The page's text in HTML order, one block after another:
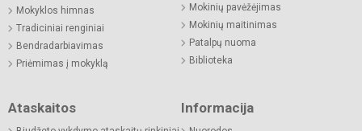
Mokyklos himnas
Tradiciniai renginiai
Bendradarbiavimas
Priėmimas į mokyklą
Mokinių pavėžėjimas
Mokinių maitinimas
Patalpų nuoma
Biblioteka
Ataskaitos Informacija